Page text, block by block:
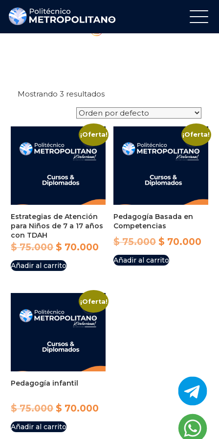
Mostrando 3 resultados
¡Oferta!
Estrategias de Atención
para Niños de 7 a 17 años
con TDAH
$75.000 Original
price
$ 75.000.
$ 70.000 Current
price
$ 70.000.
Añadir al carrito
¡Oferta!
Pedagogía Basada en
Competencias
$75.000 Original
price
$ 70.000
Añadir al carrito
¡Oferta!
Pedagogía infantil
$75.000 Original
price
$ 70.000
Añadir al carrito